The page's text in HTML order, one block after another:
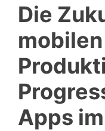
Die
mobilen
Apps